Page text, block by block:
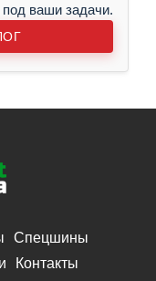
ваши задачи.
Спецшины
Контакты